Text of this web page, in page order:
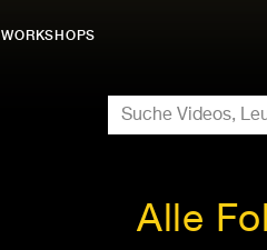
WORKSHOPS
SUCHE
Alle